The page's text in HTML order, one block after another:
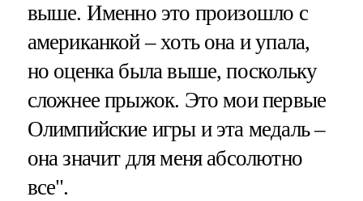
выше. Именно это произошло с
американкой – хоть она и упала,
но оценка была выше, поскольку
сложнее прыжок. Это мои первые
Олимпийские игры и эта медаль –
она значит для меня абсолютно
все".